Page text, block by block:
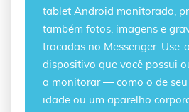
tablet Android monitorado,
também fotos, imagens e
trocadas no Messenger. Use-
dispositivo que você possui
a monitorar — como o de
idade ou um aparelho